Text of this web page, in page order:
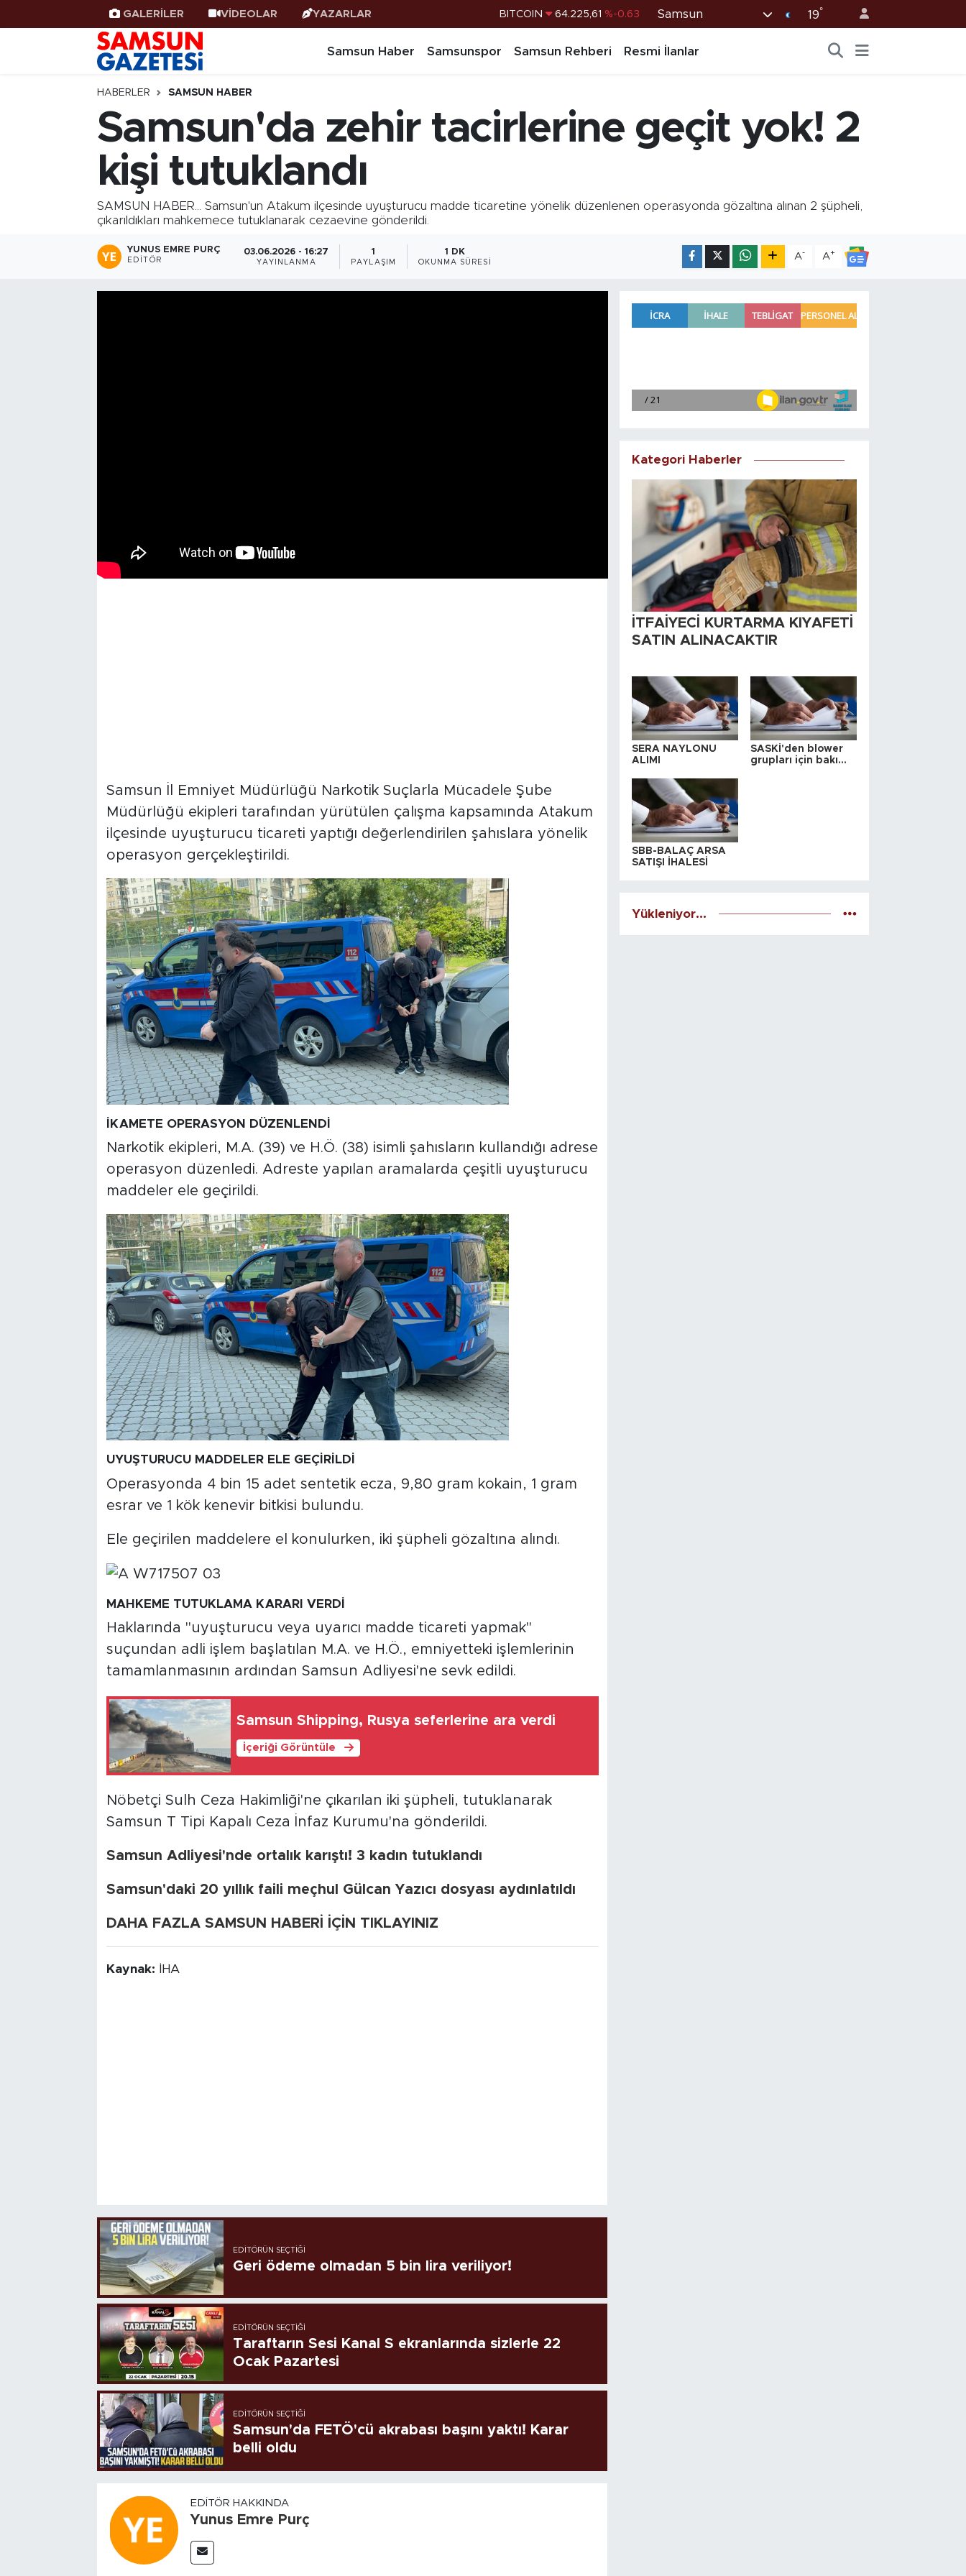
GALERİLER VİDEOLAR YAZARLAR DOLAR 47,7143 %0.16
BİST100 13.799 %70
BITCOIN 64.225,61 %-0.63
Samsun 19°
Samsun Haber Samsunspor Samsun Rehberi Resmi İlanlar
HABERLER SAMSUN HABER
Samsun'da zehir tacirlerine geçit yok! 2
kişi tutuklandı
SAMSUN HABER... Samsun'un Atakum ilçesinde uyuşturucu madde ticaretine yönelik düzenlenen operasyonda gözaltına alınan 2 şüpheli,
çıkarıldıkları mahkemece tutuklanarak cezaevine gönderildi.
YUNUS EMRE PURÇ
EDITÖR
03.06.2026 - 16:27
YAYINLANMA
1
PAYLAŞIM
1 DK
OKUNMA SÜRESI
A- A+
Samsun İl Emniyet Müdürlüğü Narkotik Suçlarla Mücadele Şube
Müdürlüğü ekipleri tarafından yürütülen çalışma kapsamında Atakum
ilçesinde uyuşturucu ticareti yaptığı değerlendirilen şahıslara yönelik
operasyon gerçekleştirildi.
İKAMETE OPERASYON DÜZENLENDİ
Narkotik ekipleri, M.A. (39) ve H.Ö. (38) isimli şahısların kullandığı adrese
operasyon düzenledi. Adreste yapılan aramalarda çeşitli uyuşturucu
maddeler ele geçirildi.
UYUŞTURUCU MADDELER ELE GEÇİRİLDİ
Operasyonda 4 bin 15 adet sentetik ecza, 9,80 gram kokain, 1 gram
esrar ve 1 kök kenevir bitkisi bulundu.
Ele geçirilen maddelere el konulurken, iki şüpheli gözaltına alındı.
MAHKEME TUTUKLAMA KARARI VERDİ
Haklarında "uyuşturucu veya uyarıcı madde ticareti yapmak"
suçundan adli işlem başlatılan M.A. ve H.Ö., emniyetteki işlemlerinin
tamamlanmasının ardından Samsun Adliyesi'ne sevk edildi.
Samsun Shipping, Rusya seferlerine ara verdi
İçeriği Görüntüle
Nöbetçi Sulh Ceza Hakimliği'ne çıkarılan iki şüpheli, tutuklanarak
Samsun T Tipi Kapalı Ceza İnfaz Kurumu'na gönderildi.
Samsun Adliyesi'nde ortalık karıştı! 3 kadın tutuklandı
Samsun'daki 20 yıllık faili meçhul Gülcan Yazıcı dosyası aydınlatıldı
DAHA FAZLA SAMSUN HABERİ İÇİN TIKLAYINIZ
Kaynak: İHA
EDITÖRÜN SEÇTIĞI
Geri ödeme olmadan 5 bin lira veriliyor!
EDITÖRÜN SEÇTIĞI
Taraftarın Sesi Kanal S ekranlarında sizlerle 22
Ocak Pazartesi
EDITÖRÜN SEÇTIĞI
Samsun'da FETÖ'cü akrabası başını yaktı! Karar
belli oldu
EDITÖR HAKKINDA
Yunus Emre Purç
Kategori Haberler
İTFAİYECİ KURTARMA KIYAFETİ
SATIN ALINACAKTIR
SERA NAYLONU
ALIMI
SASKİ'den blower
grupları için bakım
SBB-BALAÇ ARSA
SATIŞI İHALESİ
Yükleniyor...
Samsun Haber
Samsunspor
Samsun Rehberi
Resmi İlanlar
Samsun Nöbetçi Eczaneler
Samsun Hava Durumu
SAMSUN Namaz Vakitleri
Samsun Trafik Yoğunluk Haritası
Süper Lig Puan Durumu ve Fikstür